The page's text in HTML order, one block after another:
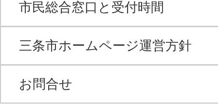
市民総合窓口と受付時間
三条市ホームページ運営方針
お問合せ